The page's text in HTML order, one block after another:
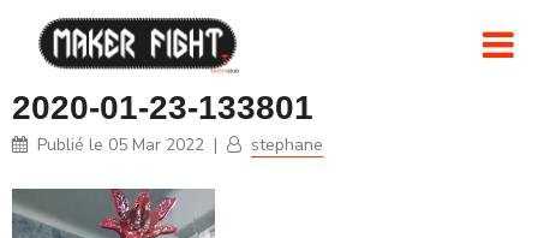
2020-01-23-133801
Publié le 05 Mar 2022 | stephane